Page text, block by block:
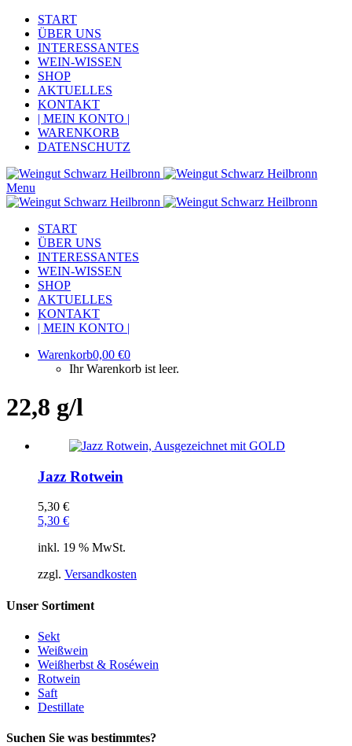
START
ÜBER UNS
INTERESSANTES
WEIN-WISSEN
SHOP
AKTUELLES
KONTAKT
| MEIN KONTO |
WARENKORB
DATENSCHUTZ
Menu
START
ÜBER UNS
INTERESSANTES
WEIN-WISSEN
SHOP
AKTUELLES
KONTAKT
| MEIN KONTO |
Warenkorb0,00 €0
Ihr Warenkorb ist leer.
22,8 g/l
Jazz Rotwein
5,30 €
5,30 €
inkl. 19 % MwSt.
zzgl. Versandkosten
Unser Sortiment
Sekt
Weißwein
Weißherbst & Roséwein
Rotwein
Saft
Destillate
Suchen Sie was bestimmtes?